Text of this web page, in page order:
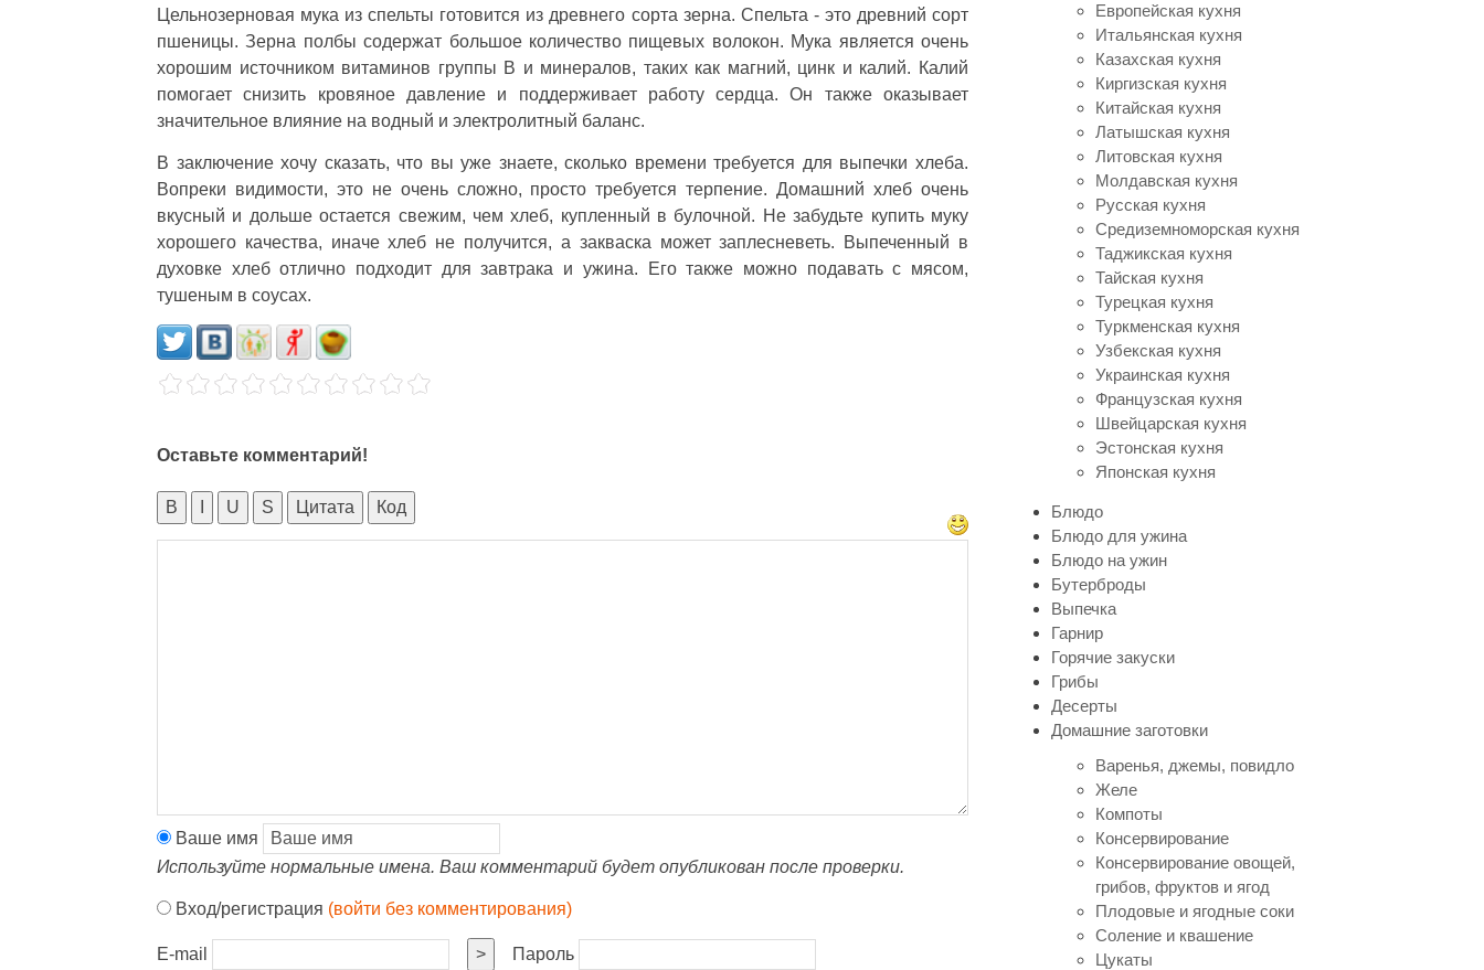
Цельнозерновая мука из спельты готовится из древнего сорта зерна. Спельта - это древний сорт
пшеницы. Зерна полбы содержат большое количество пищевых волокон. Мука является очень
хорошим источником витаминов группы В и минералов, таких как магний, цинк и калий. Калий
помогает снизить кровяное давление и поддерживает работу сердца. Он также оказывает
значительное влияние на водный и электролитный баланс.
В заключение хочу сказать, что вы уже знаете, сколько времени требуется для выпечки хлеба.
Вопреки видимости, это не очень сложно, просто требуется терпение. Домашний хлеб очень
вкусный и дольше остается свежим, чем хлеб, купленный в булочной. Не забудьте купить муку
хорошего качества, иначе хлеб не получится, а закваска может заплесневеть. Выпеченный в
духовке хлеб отлично подходит для завтрака и ужина. Его также можно подавать с мясом,
тушеным в соусах.
Оставьте комментарий!
B U S Цитата Код
Ваше имя
Используйте нормальные имена. Ваш комментарий будет опубликован после проверки.
Вход/регистрация (войти без комментирования)
E-mail > Пароль
Европейская кухня
Итальянская кухня
Казахская кухня
Киргизская кухня
Китайская кухня
Латышская кухня
Литовская кухня
Молдавская кухня
Русская кухня
Средиземноморская кухня
Таджикская кухня
Тайская кухня
Турецкая кухня
Туркменская кухня
Узбекская кухня
Украинская кухня
Французская кухня
Швейцарская кухня
Эстонская кухня
Японская кухня
Блюдо
Блюдо для ужина
Блюдо на ужин
Бутерброды
Выпечка
Гарнир
Горячие закуски
Грибы
Десерты
Домашние заготовки
Варенья, джемы, повидло
Желе
Компоты
Консервирование
Консервирование овощей,
грибов, фруктов и ягод
Плодовые и ягодные соки
Соление и квашение
Цукаты